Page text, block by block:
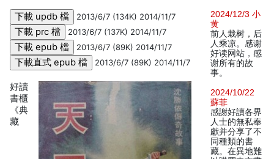
2013/6/7 (134K) 2014/11/7
2013/6/7 (137K) 2014/11/7
2013/6/7 (89K) 2014/11/7
2013/6/7 (89K) 2014/11/7
好讀
書櫃
《典
藏
2024/12/3 小
黄
前人栽树，后
人乘凉。感谢
好读网站，感
谢所有的故
事。
2024/10/22
蘇菲
感謝好讀各界
人士的無私奉
獻并分享了不
同種類的書
藏。在異地難